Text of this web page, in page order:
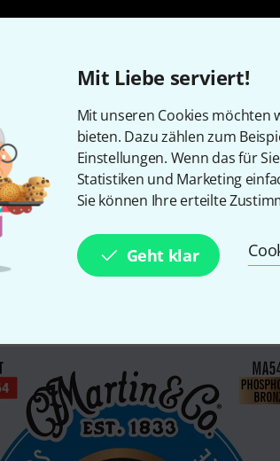
Mit Liebe serviert!
Mit unseren Cookies möchten
bieten. Dazu zählen zum
Einstellungen. Wenn das für
Statistiken und Marketing
Sie können Ihre erteilte
Geht klar